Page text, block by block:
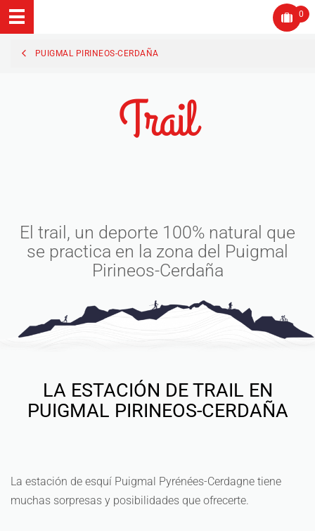
0
PUIGMAL PIRINEOS-CERDAÑA
Trail
El trail, un deporte 100% natural que
se practica en la zona del Puigmal
Pirineos-Cerdaña
LA ESTACIÓN DE TRAIL EN
PUIGMAL PIRINEOS-CERDAÑA
La estación de esquí Puigmal Pyrénées-Cerdagne tiene
muchas sorpresas y posibilidades que ofrecerte.